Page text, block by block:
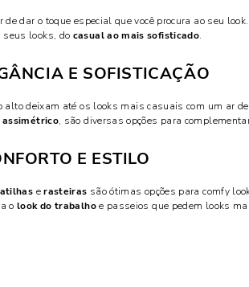
de dar o toque especial que você procura ao seu
seus looks, do casual ao mais sofisticado.
E SOFISTICAÇÃO
alto deixam até os looks mais casuais com um ar
assimétrico, são diversas opções para
E ESTILO
erasteiras são ótimas opções para comfy
olook do trabalhoe passeios que pedem looks